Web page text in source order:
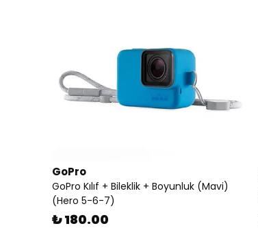
GoPro
GoPro Kılıf + Bileklik + Boyunluk (Mavi)
(Hero 5-6-7)
₺ 180.00